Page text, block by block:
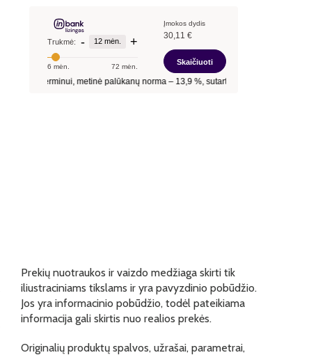
Prekių nuotraukos ir vaizdo medžiaga skirti tik
iliustraciniams tikslams ir yra pavyzdinio pobūdžio.
Jos yra informacinio pobūdžio, todėl pateikiama
informacija gali skirtis nuo realios prekės.
Originalių produktų spalvos, užrašai, parametrai,